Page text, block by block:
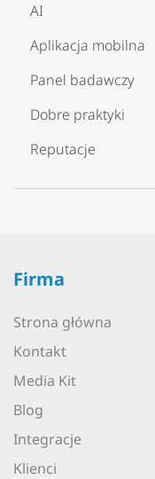
AI
Aplikacja mobilna
Panel badawczy
Dobre praktyki
Reputacje
Firma
Strona główna
Kontakt
Media Kit
Blog
Integracje
Klienci